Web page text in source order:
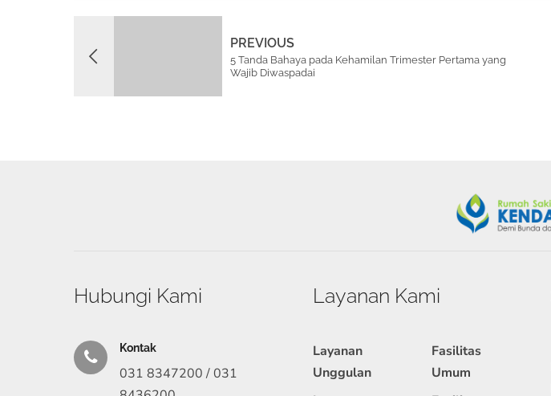
PREVIOUS
5 Tanda Bahaya pada Kehamilan Trimester Pertama yang
Wajib Diwaspadai
Hubungi Kami
Kontak
031 8347200 / 031
Layanan Kami
Layanan
Unggulan
Fasilitas
Umum